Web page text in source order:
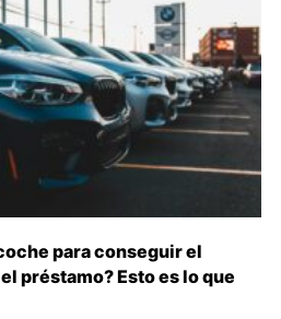
para conseguir el
préstamo? Esto es lo que